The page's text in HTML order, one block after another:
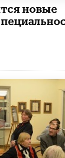
новые